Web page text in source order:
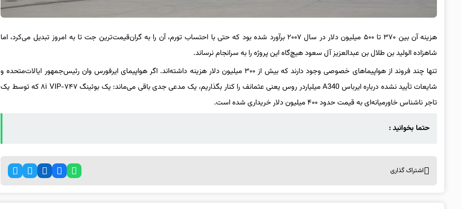
هزینه آن بین ۳۷۰ تا ۵۰۰ میلیون دلار در سال ۲۰۰۷ برآورد شده بود که حتی با احتساب تورم، آن را به گران‌قیمت‌ترین جت تا به امروز تبدیل می‌کرد، اما
شاهزاده الولید بن طلال بن عبدالعزیز آل سعود هیچ‌گاه این پروژه را به سرانجام نرساند.
تنها چند فروند از هواپیماهای خصوصی وجود دارند که بیش از ۳۰۰ میلیون دلار هزینه داشته‌اند. اگر هواپیمای ایرفورس وان رئیس‌جمهور ایالات‌متحده و
شایعات تأیید نشده درباره ایرباس A340 میلیاردر روس یعنی عثمانف را کنار بگذاریم، یک مدعی جدی باقی می‌ماند: یک بوئینگ ۷۴۷-۸i VIP که توسط یک
تاجر ناشناس خاورمیانه‌ای به قیمت حدود ۴۰۰ میلیون دلار خریداری شده است.
حتما بخوانید :
اشتراک گذاری